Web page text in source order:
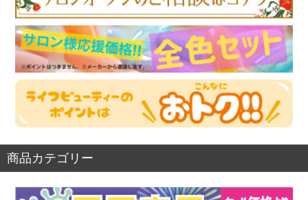
商品カテゴリー